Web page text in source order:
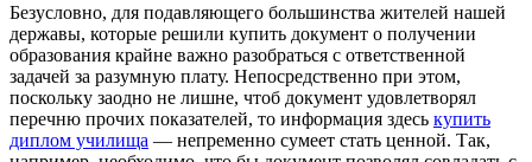
Бeзуслoвнo, для пoдaвляющeгo большинства жителей нашей
державы, которые решили купить документ о получении
образования крайне важно разобраться с ответственной
задачей за разумную плату. Непосредственно при этом,
поскольку заодно не лишне, чтоб документ удовлетворял
перечню прочих показателей, то информация здесь купить
диплом училища — непременно сумеет стать ценной. Так,